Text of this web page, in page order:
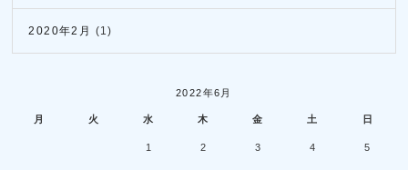
2020年2月 (1)
2022年6月
月 火 水 木 金 土 日
1 2 3 4 5